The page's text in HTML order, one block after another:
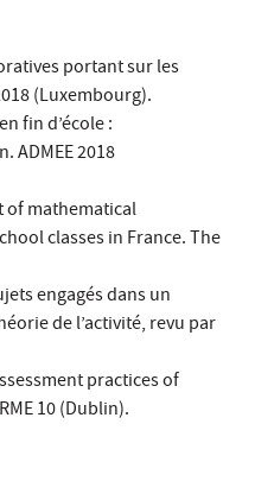
portant sur les
(Luxembourg).
fin d’école :
ADMEE 2018
of mathematical
classes in France. The
engagés dans un
de l’activité, revu par
practices of
10 (Dublin).